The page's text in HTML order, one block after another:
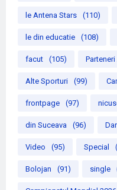
le Antena Stars (110)
le din educatie (108)
facut (105)
Alte Sporturi (99)
frontpage (97)
din Suceava (96)
Video (95) Special
Bolojan (91) single